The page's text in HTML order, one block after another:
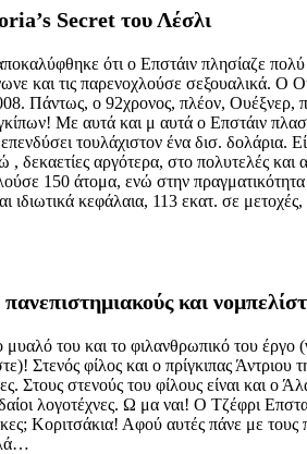
’s Secret του Λέσλι
ότι ο Επστάιν πλησίαζε
και τις παρενοχλούσε σεξουαλικά.
Πάντως, ο 92χρονος, πλέον,
Με αυτά και μ αυτά ο Επστάιν
τουλάχιστον ένα δισ.
αργότερα, στο πολυτελές
150 άτομα, ενώ στην
κεφάλαια, 113 εκατ. σε
και
μυαλό του και το φιλανθρωπικό του
Στενός φίλος και ο πρίγκιπας Άντριου
Στους στενούς του φίλους είναι
λογοτέχνες. Ω μα ναι! Ο Τζέφρι
Κοριτσάκια! Αφού αυτές πάνε με